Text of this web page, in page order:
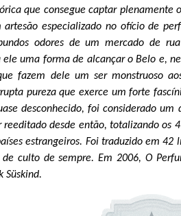
que consegue captar plenamente
artesão especializado no ofício de
odores de um mercado de
ele uma forma de alcançar o Belo e,
fazem dele um ser monstruoso
pureza que exerce um forte
desconhecido, foi considerado
reeditado desde então, totalizando os
estrangeiros. Foi traduzido em
culto de sempre. Em 2006, O
Süskind.